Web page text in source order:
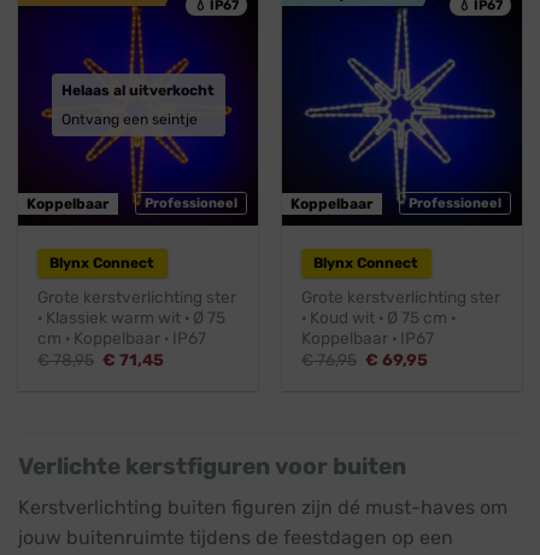
💧 IP67
Professioneel
Koppelbaar
Helaas al uitverkocht
Ontvang een seintje
Blynx Connect
Grote kerstverlichting ster
· Klassiek warm wit · Ø 75
cm · Koppelbaar · IP67
€78,95 Oorspronkelijke
€ 71,45
💧 IP67
Professioneel
Koppelbaar
Blynx Connect
Grote kerstverlichting ster
· Koud wit · Ø 75 cm ·
Koppelbaar · IP67
€76,95 Oorspronkelijke
€ 69,95
Verlichte kerstfiguren voor buiten
Kerstverlichting buiten figuren zijn dé must-haves om
jouw buitenruimte tijdens de feestdagen op een